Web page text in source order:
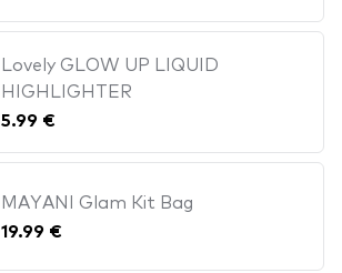
Lovely GLOW UP LIQUID
HIGHLIGHTER
5.99 €
MAYANI Glam Kit Bag
19.99 €